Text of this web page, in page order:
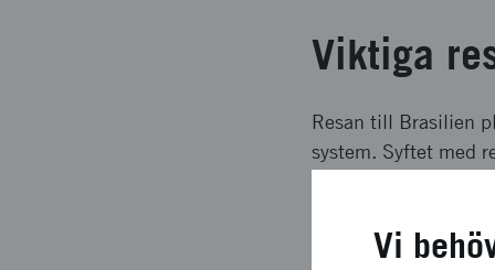
Viktiga
Resan till Brasilien
system. Syftet med
området.Vi